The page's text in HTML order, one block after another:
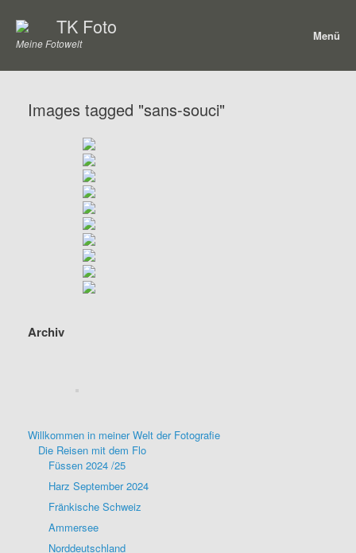
Inhalt
springen
TK Foto
Meine Fotowelt
Menü
Images tagged "sans-souci"
Archiv
Willkommen in meiner Welt der Fotografie
Die Reisen mit dem Flo
Füssen 2024 /25
Harz September 2024
Fränkische Schweiz
Ammersee
Norddeutschland